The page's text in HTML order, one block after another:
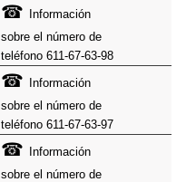
☎ Información
sobre el número de
teléfono 611-67-63-98
☎ Información
sobre el número de
teléfono 611-67-63-97
☎ Información
sobre el número de